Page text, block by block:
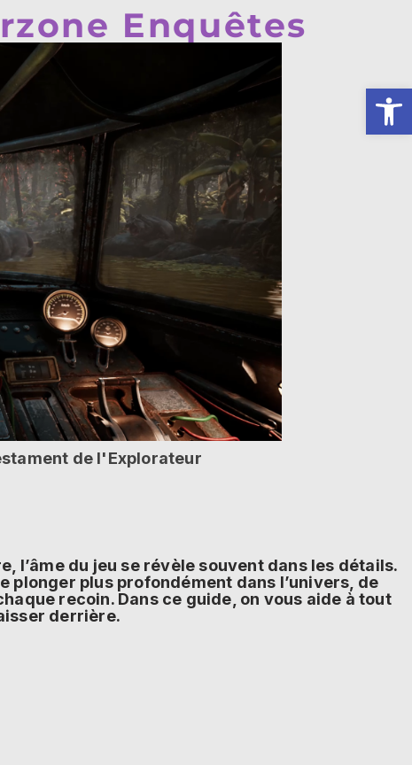
Enquêtes
de l'Explorateur
l’âme du jeu se révèle souvent dans les détails.
plonger plus profondément dans l’univers, de
recoin. Dans ce guide, on vous aide à tout
derrière.